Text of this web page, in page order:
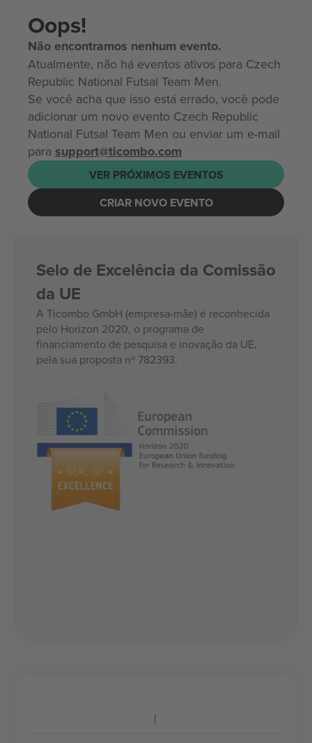
Oops!
Não encontramos nenhum evento.
Atualmente, não há eventos ativos para Czech
Republic National Futsal Team Men.
Se você acha que isso está errado, você pode
adicionar um novo evento Czech Republic
National Futsal Team Men ou enviar um e-mail
para support@ticombo.com
VER PRÓXIMOS EVENTOS
CRIAR NOVO EVENTO
Selo de Excelência da Comissão
da UE
A Ticombo GmbH (empresa-mãe) é reconhecida
pelo Horizon 2020, o programa de
financiamento de pesquisa e inovação da UE,
pela sua proposta nº 782393.